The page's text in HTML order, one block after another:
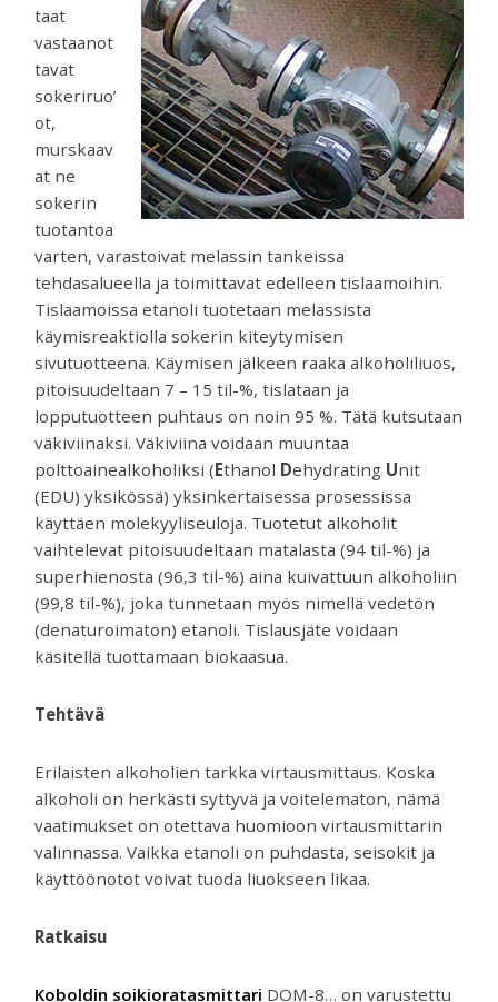
venttiilejä
ja
mittareita.
taat
vastaanot
tavat
sokeriruo’
ot,
murskaav
at ne
sokerin
tuotantoa
varten, varastoivat melassin tankeissa
tehdasalueella ja toimittavat edelleen tislaamoihin.
Tislaamoissa etanoli tuotetaan melassista
käymisreaktiolla sokerin kiteytymisen
sivutuotteena. Käymisen jälkeen raaka alkoholiliuos,
pitoisuudeltaan 7 – 15 til-%, tislataan ja
lopputuotteen puhtaus on noin 95 %. Tätä kutsutaan
väkiviinaksi. Väkiviina voidaan muuntaa
polttoainealkoholiksi (Ethanol Dehydrating Unit
(EDU) yksikössä) yksinkertaisessa prosessissa
käyttäen molekyyliseuloja. Tuotetut alkoholit
vaihtelevat pitoisuudeltaan matalasta (94 til-%) ja
superhienosta (96,3 til-%) aina kuivattuun alkoholiin
(99,8 til-%), joka tunnetaan myös nimellä vedetön
(denaturoimaton) etanoli. Tislausjäte voidaan
käsitellä tuottamaan biokaasua.
Tehtävä
Erilaisten alkoholien tarkka virtausmittaus. Koska
alkoholi on herkästi syttyvä ja voitelematon, nämä
vaatimukset on otettava huomioon virtausmittarin
valinnassa. Vaikka etanoli on puhdasta, seisokit ja
käyttöönotot voivat tuoda liuokseen likaa.
Ratkaisu
Koboldin soikioratasmittari DOM-8… on varustettu